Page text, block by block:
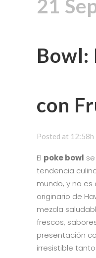
21
Bowl:
con
Posted at 12:58h
El poke bowl
tendencia
mundo, y no es
originario de
mezcla
frescos,
presentación
irresistible